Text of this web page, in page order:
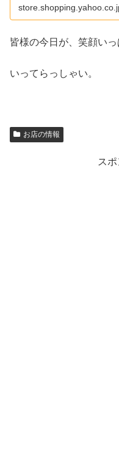
皆様の今日が、笑顔い
いってらっしゃい。
お店の情報
ス